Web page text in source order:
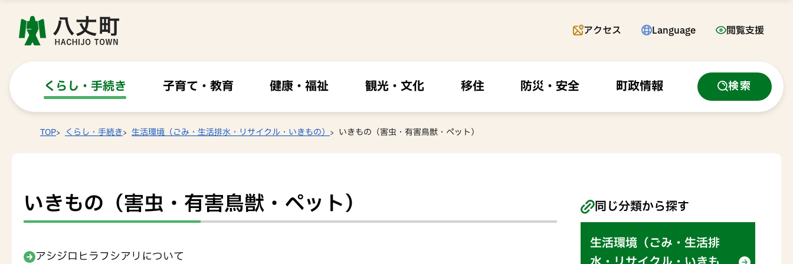
アクセス Language 閲覧支援
くらし・手続き 子育て・教育 健康・福祉 観光・文化 移住 防災・安全 町政情報 検索
TOP くらし・手続き 生活環境（ごみ・生活排水・リサイクル・いきもの） いきもの（害虫・有害鳥獣・ペット）
いきもの（害虫・有害鳥獣・ペット）
アシジロヒラフシアリについて
同じ分類から探す
生活環境（ごみ・生活排